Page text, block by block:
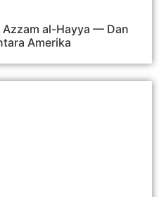
al-Hayya — Dan
Amerika